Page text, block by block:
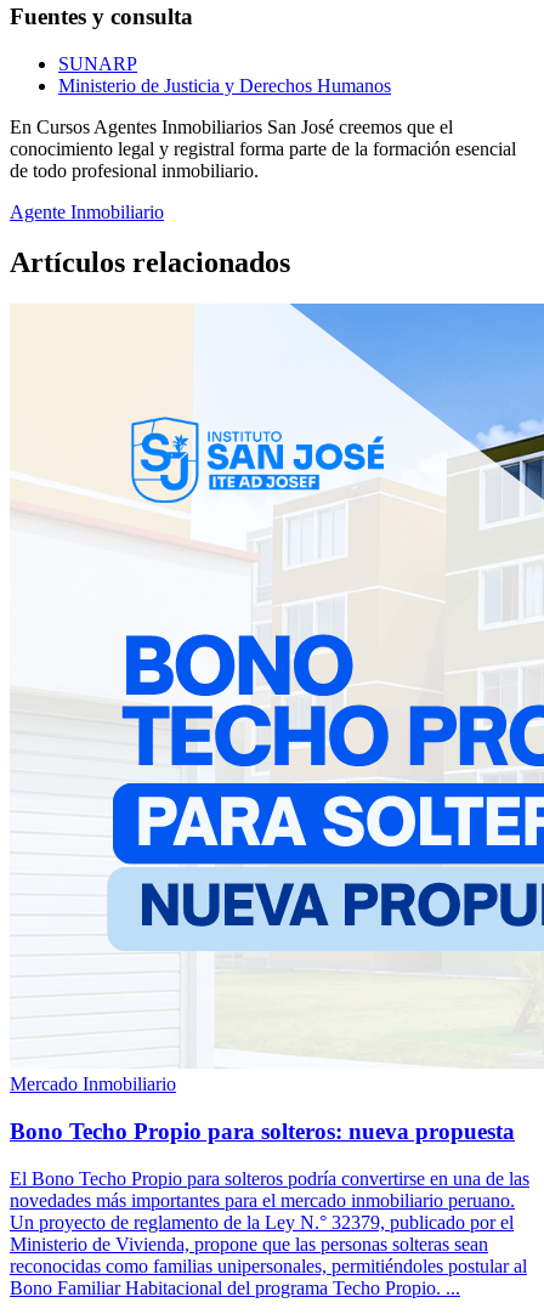
Fuentes y consulta
SUNARP
Ministerio de Justicia y Derechos Humanos
En Cursos Agentes Inmobiliarios San José creemos que el
conocimiento legal y registral forma parte de la formación esencial
de todo profesional inmobiliario.
Agente Inmobiliario
Artículos relacionados
Mercado Inmobiliario
Bono Techo Propio para solteros: nueva propuesta
El Bono Techo Propio para solteros podría convertirse en una de las
novedades más importantes para el mercado inmobiliario peruano.
Un proyecto de reglamento de la Ley N.° 32379, publicado por el
Ministerio de Vivienda, propone que las personas solteras sean
reconocidas como familias unipersonales, permitiéndoles postular al
Bono Familiar Habitacional del programa Techo Propio. ...